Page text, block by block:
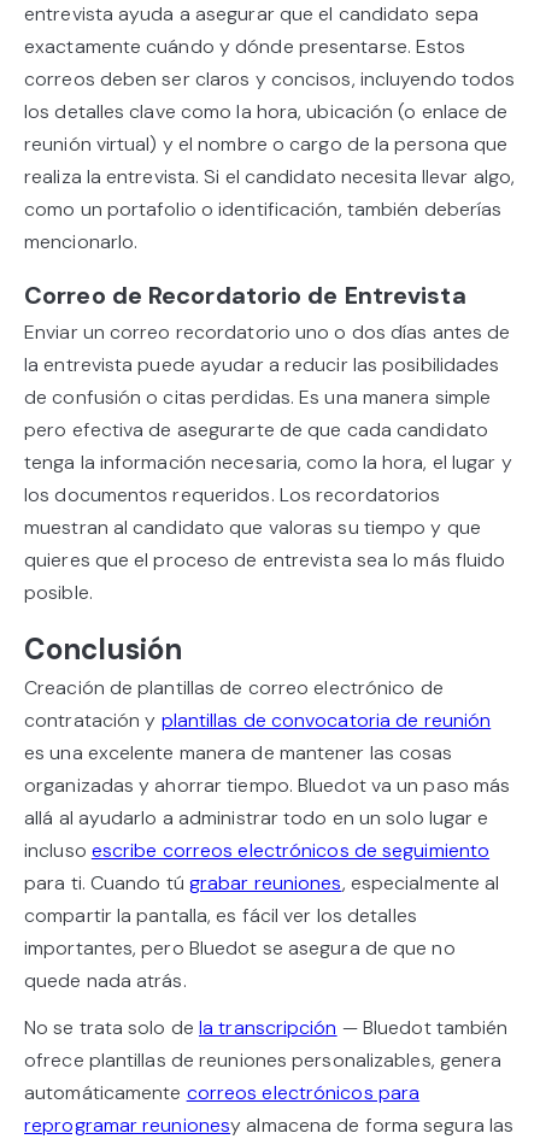
entrevista ayuda a asegurar que el candidato sepa
exactamente cuándo y dónde presentarse. Estos
correos deben ser claros y concisos, incluyendo todos
los detalles clave como la hora, ubicación (o enlace de
reunión virtual) y el nombre o cargo de la persona que
realiza la entrevista. Si el candidato necesita llevar algo,
como un portafolio o identificación, también deberías
mencionarlo.
Correo de Recordatorio de Entrevista
Enviar un correo recordatorio uno o dos días antes de
la entrevista puede ayudar a reducir las posibilidades
de confusión o citas perdidas. Es una manera simple
pero efectiva de asegurarte de que cada candidato
tenga la información necesaria, como la hora, el lugar y
los documentos requeridos. Los recordatorios
muestran al candidato que valoras su tiempo y que
quieres que el proceso de entrevista sea lo más fluido
posible.
Conclusión
Creación de plantillas de correo electrónico de
contratación y plantillas de convocatoria de reunión
es una excelente manera de mantener las cosas
organizadas y ahorrar tiempo. Bluedot va un paso más
allá al ayudarlo a administrar todo en un solo lugar e
incluso escribe correos electrónicos de seguimiento
para ti. Cuando tú grabar reuniones, especialmente al
compartir la pantalla, es fácil ver los detalles
importantes, pero Bluedot se asegura de que no
quede nada atrás.
No se trata solo de la transcripción — Bluedot también
ofrece plantillas de reuniones personalizables, genera
automáticamente correos electrónicos para
reprogramar reunionesy almacena de forma segura las